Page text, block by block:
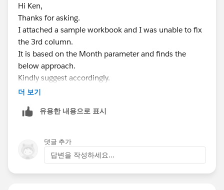
IF MONTH([Order Date])=6 AND YEAR([Order
Date])=
YEAR([Order Date Parameter])-1
THEN
[Sales]
END
END
This should solve the problem you are facing and if it
does kindly mark this solution as correct to close the
Hi Ken,
Thanks for asking.
I attached a sample workbook and I was unable to fix
the 3rd column.
It is based on the Month parameter and finds the
below approach.
Kindly suggest accordingly.
*Prior Financial Year June (Third Column):*
year June value
same year June value
Find Approach:
Selected Month Prior Month Prior Fin Year June Prior
Year
더 보기
유용한 내용으로 표시
댓글 추가
답변을 작성하세요...